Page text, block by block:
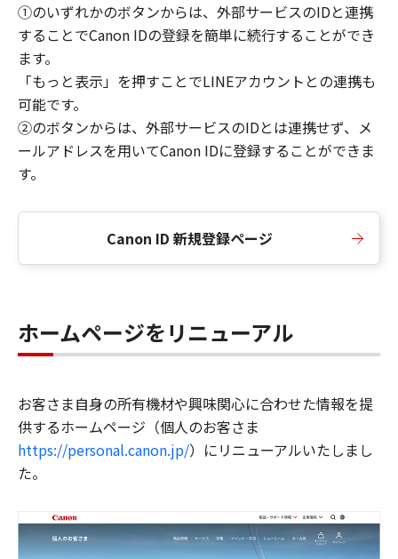
①のいずれかのボタンからは、外部サービスのIDと連携
することでCanon IDの登録を簡単に続行することができ
ます。
「もっと表示」を押すことでLINEアカウントとの連携も
可能です。
②のボタンからは、外部サービスのIDとは連携せず、メ
ールアドレスを用いてCanon IDに登録することができま
す。
Canon ID 新規登録ページ
ホームページをリニューアル
お客さま自身の所有機材や興味関心に合わせた情報を提
供するホームページ（個人のお客さま
https://personal.canon.jp/）にリニューアルいたしまし
た。